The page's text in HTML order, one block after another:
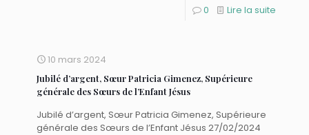
0 Lire la suite
10 mars 2024
Jubilé d’argent, Sœur Patricia Gimenez, Supérieure
générale des Sœurs de l’Enfant Jésus
Jubilé d’argent, Sœur Patricia Gimenez, Supérieure
générale des Sœurs de l’Enfant Jésus 27/02/2024